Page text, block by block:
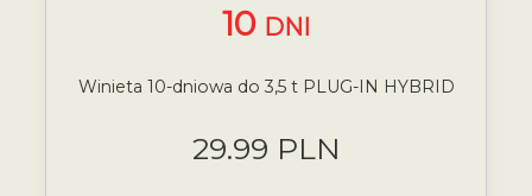
10 DNI
Winieta 10-dniowa do 3,5 t PLUG-IN HYBRID
29.99 PLN